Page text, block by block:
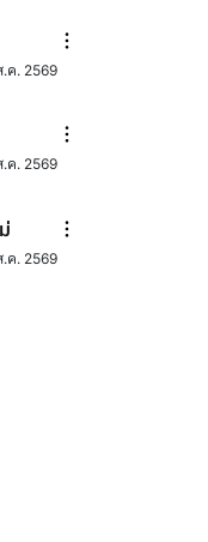
ค. 2569
ค. 2569
ค. 2569